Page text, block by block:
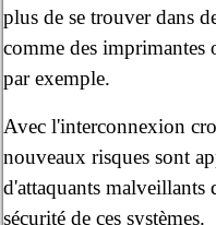
plus de se trouver dans
comme des imprimantes
par exemple.
Avec l'interconnexion
nouveaux risques sont
d'attaquants malveillants
sécurité de ces systèmes.